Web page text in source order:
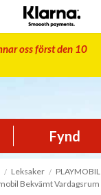
oss först den 10
Fynd
Leksaker PLAYMOBIL
Bekvämt Vardagsrum